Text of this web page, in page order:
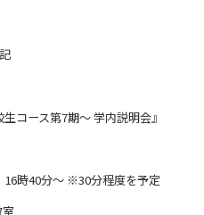
記
コース第7期～ 学内説明会』
40分～ ※30分程度を予定